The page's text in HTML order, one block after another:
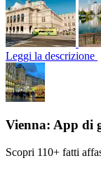
Leggi la descrizione
Vienna: App di
Scopri 110+ fatti